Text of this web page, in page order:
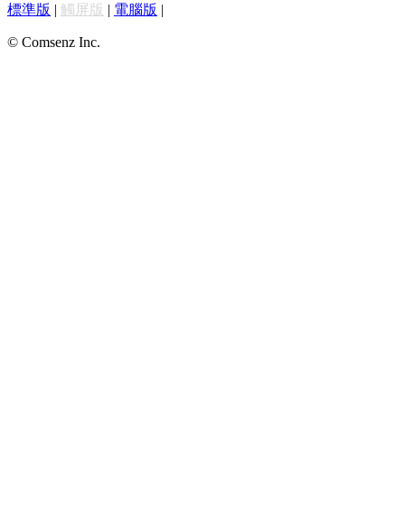
標準版 | 觸屏版 | 電腦版 |
© Comsenz Inc.